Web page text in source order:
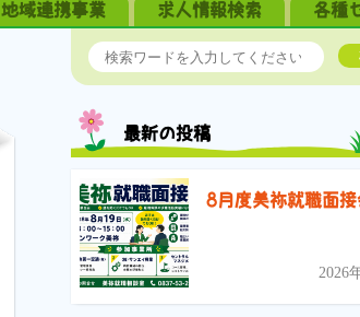
地域連携事業 求人情報検索 各種
最新の投稿
8月度美祢就職面接
2026